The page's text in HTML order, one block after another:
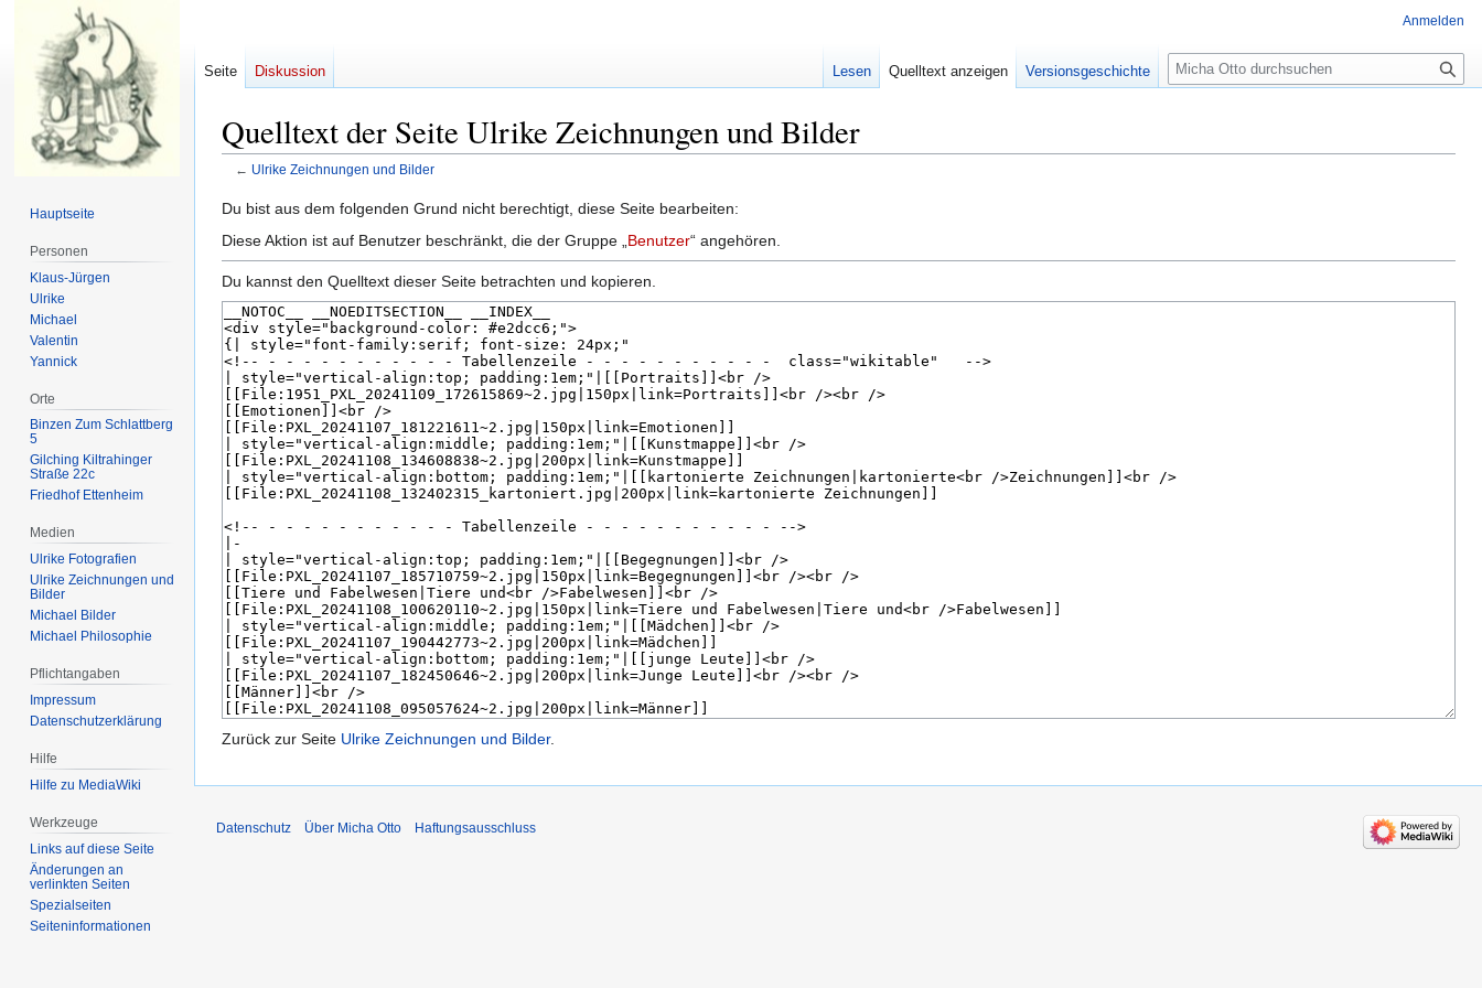
Quelltext der Seite Ulrike Zeichnungen und Bilder
← Ulrike Zeichnungen und Bilder
Zur
Navigation
Zur
Suche
Du bist aus dem folgenden Grund nicht berechtigt, diese Seite bearbeiten:
Diese Aktion ist auf Benutzer beschränkt, die der Gruppe „ Benutzer“ angehören.
Du kannst den Quelltext dieser Seite betrachten und kopieren.
Zurück zur Seite Ulrike Zeichnungen und Bilder.
Anmelden
Seite Diskussion Lesen Quelltext anzeigen Versionsgeschichte
Suche
Hauptseite
Personen
Klaus-Jürgen
Ulrike
Michael
Valentin
Yannick
Orte
Binzen Zum Schlattberg
5
Gilching Kiltrahinger
Straße 22c
Friedhof Ettenheim
Medien
Ulrike Fotografien
Ulrike Zeichnungen und
Bilder
Michael Bilder
Michael Philosophie
Pflichtangaben
Impressum
Datenschutzerklärung
Hilfe
Hilfe zu MediaWiki
Werkzeuge
Links auf diese Seite
Änderungen an
verlinkten Seiten
Spezialseiten
Seiten­­informationen
Datenschutz Über Micha Otto Haftungsausschluss